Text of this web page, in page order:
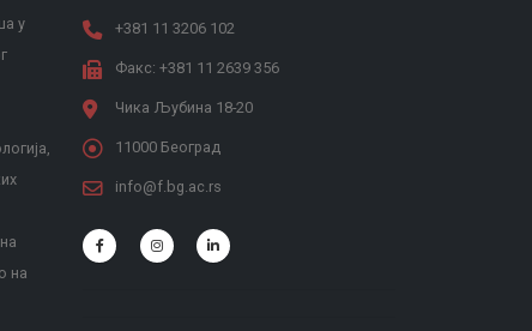
у
на
+381 11 3206 102
Факс: +381 11 2639 356
Чика Љубина 18-20
11000 Београд
info@f.bg.ac.rs